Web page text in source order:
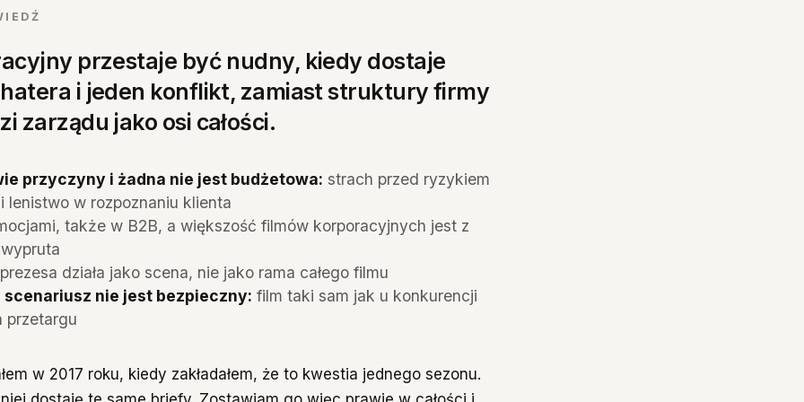
przestaje być nudny, kiedy dostaje
i jeden konflikt, zamiast struktury firmy
zarządu jako osi całości.
przyczyny i żadna nie jest budżetowa: strach przed ryzykiem
lenistwo w rozpoznaniu klienta
także w B2B, a większość filmów korporacyjnych jest z
działa jako scena, nie jako rama całego filmu
scenariusz nie jest bezpieczny: film taki sam jak u konkurencji
przetargu
w 2017 roku, kiedy zakładałem, że to kwestia jednego sezonu.